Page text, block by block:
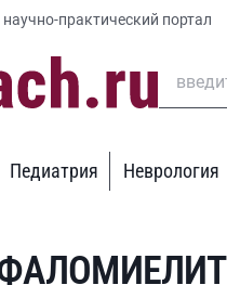
практический портал
Педиатрия Неврология